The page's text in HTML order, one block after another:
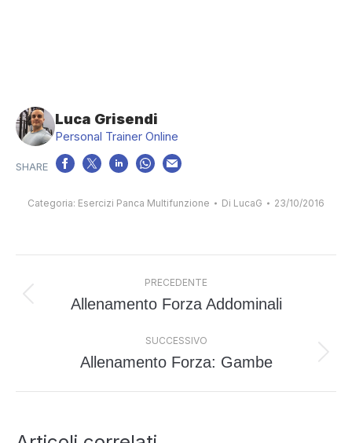
Luca Grisendi
Personal Trainer Online
Categoria: Esercizi Panca Multifunzione Di LucaG 23/10/2016
tra
PRECEDENTE
Post
Allenamento Forza Addominali
SUCCESSIVO
Prossimo
post:
Allenamento Forza: Gambe